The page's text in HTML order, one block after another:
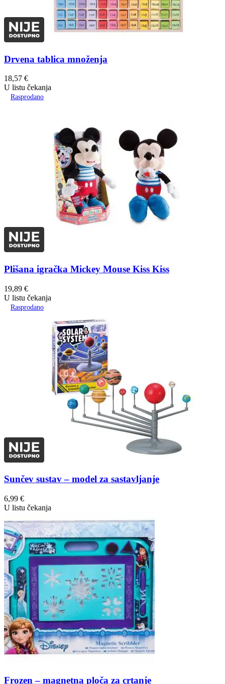
Drvena tablica množenja
18,57 €
U listu čekanja
Rasprodano
Plišana igračka Mickey Mouse Kiss Kiss
19,89 €
U listu čekanja
Rasprodano
Sunčev sustav – model za sastavljanje
6,99 €
U listu čekanja
Frozen – magnetna ploča za crtanje